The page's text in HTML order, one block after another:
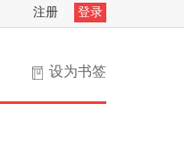
注册 登录
设为书签